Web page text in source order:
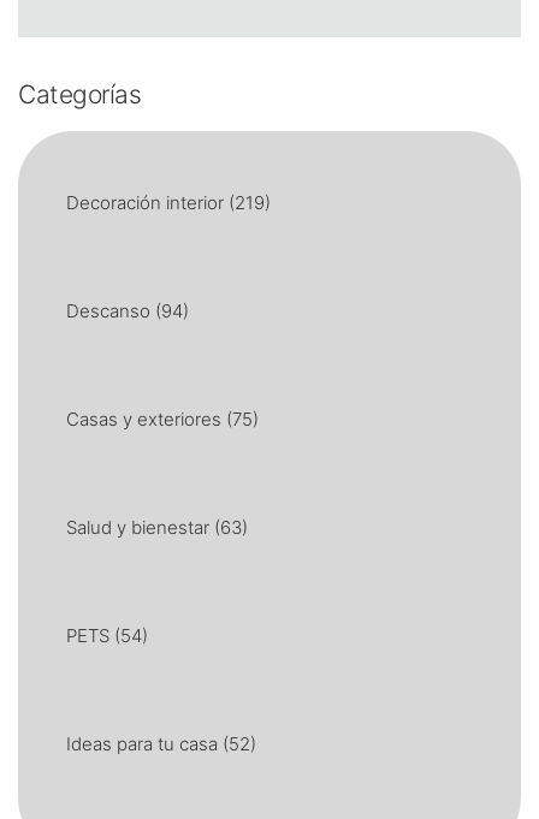
Categorías
Decoración interior (219)
Descanso (94)
Casas y exteriores (75)
Salud y bienestar (63)
PETS (54)
Ideas para tu casa (52)